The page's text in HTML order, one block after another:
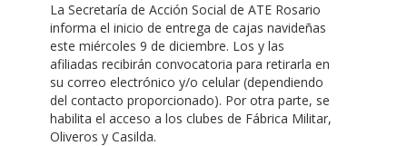
La Secretaría de Acción Social de ATE Rosario
informa el inicio de entrega de cajas navideñas
este miércoles 9 de diciembre. Los y las
afiliadas recibirán convocatoria para retirarla en
su correo electrónico y/o celular (dependiendo
del contacto proporcionado). Por otra parte, se
habilita el acceso a los clubes de Fábrica Militar,
Oliveros y Casilda.